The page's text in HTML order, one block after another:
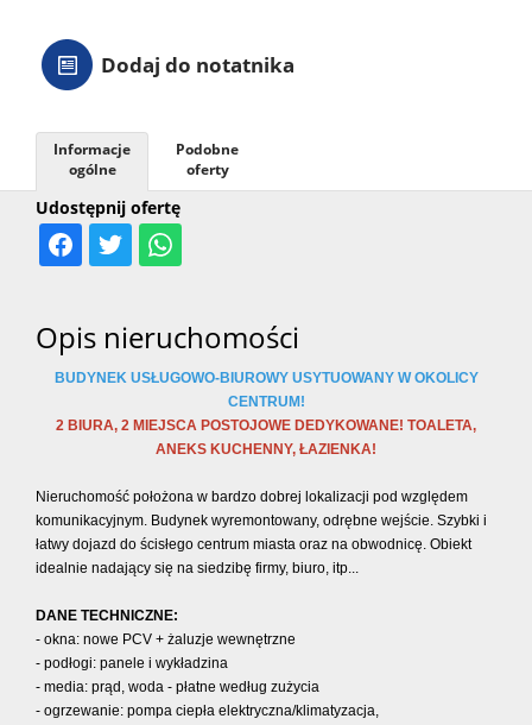
Dodaj do notatnika
Udostępnij ofertę
Informacje
ogólne
Podobne
oferty
Opis nieruchomości
BUDYNEK USŁUGOWO-BIUROWY USYTUOWANY W OKOLICY
CENTRUM!
2 BIURA, 2 MIEJSCA POSTOJOWE DEDYKOWANE! TOALETA,
ANEKS KUCHENNY, ŁAZIENKA!
Nieruchomość położona w bardzo dobrej lokalizacji pod względem
komunikacyjnym. Budynek wyremontowany, odrębne wejście. Szybki i
łatwy dojazd do ścisłego centrum miasta oraz na obwodnicę. Obiekt
idealnie nadający się na siedzibę firmy, biuro, itp...
DANE TECHNICZNE:
- okna: nowe PCV + żaluzje wewnętrzne
- podłogi: panele i wykładzina
- media: prąd, woda - płatne według zużycia
- ogrzewanie: pompa ciepła elektryczna/klimatyzacja,